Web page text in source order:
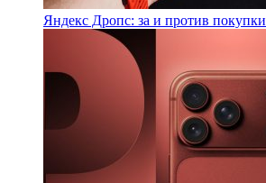
Яндекс Дропс: за и против покупки